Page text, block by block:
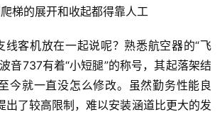
梯的展开和收起都得靠人工
线客机放在一起说呢？熟悉航空器的“飞
音737有着“小短腿”的称号，其起落架结
今就一直没怎么修改。虽然勤务性能良
出了较高限制，难以安装涵道比更大的发